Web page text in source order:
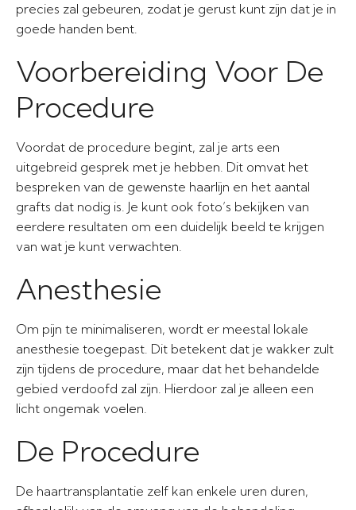
precies zal gebeuren, zodat je gerust kunt zijn dat je in
goede handen bent.
Voorbereiding Voor De
Procedure
Voordat de procedure begint, zal je arts een
uitgebreid gesprek met je hebben. Dit omvat het
bespreken van de gewenste haarlijn en het aantal
grafts dat nodig is. Je kunt ook foto’s bekijken van
eerdere resultaten om een duidelijk beeld te krijgen
van wat je kunt verwachten.
Anesthesie
Om pijn te minimaliseren, wordt er meestal lokale
anesthesie toegepast. Dit betekent dat je wakker zult
zijn tijdens de procedure, maar dat het behandelde
gebied verdoofd zal zijn. Hierdoor zal je alleen een
licht ongemak voelen.
De Procedure
De haartransplantatie zelf kan enkele uren duren,